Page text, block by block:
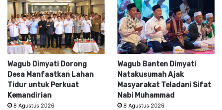
Wagub Dimyati Dorong
Desa Manfaatkan Lahan
Tidur untuk Perkuat
Kemandirian
8 Agustus 2026
Wagub Banten Dimyati
Natakusumah Ajak
Masyarakat Teladani Sifat
Nabi Muhammad
8 Agustus 2026